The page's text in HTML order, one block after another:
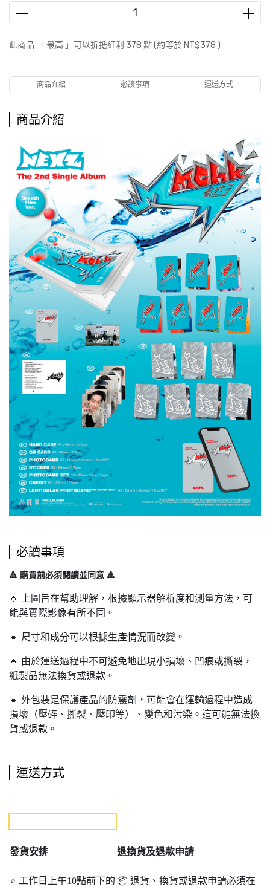
此商品 「 最高 」可以折抵紅利 378 點 (約等於 NT$378 )
商品介紹 必讀事項 運送方式
商品介紹
必讀事項
🔺 購買前必須閱讀並同意 🔺
🔸 上圖旨在幫助理解，根據顯示器解析度和測量方法，可
能與實際影像有所不同。
🔸 尺寸和成分可以根據生產情況而改變。
🔸 由於運送過程中不可避免地出現小損壞、凹痕或撕裂，
紙製品無法換貨或退款。
🔸 外包裝是保護產品的防震劑，可能會在運輸過程中造成
損壞（壓碎、撕裂、壓印等）、變色和污染。這可能無法換
貨或退款。
運送方式
發貨安排
⭐ 工作日上午10點前下的
退換貨及退款申請
📦 退貨、換貨或退款申請必須在